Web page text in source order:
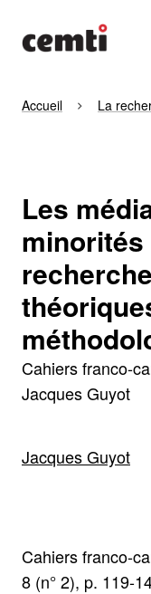
Accueil La
Les
minorités
Cahiers franco-
Jacques Guyot
Jacques Guyot
Cahiers franco-
8 (n° 2), p. 119-